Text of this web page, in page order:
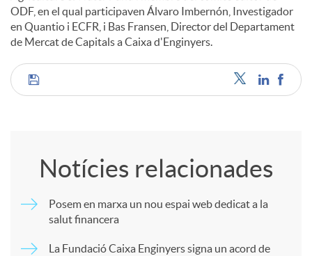
ODF, en el qual participaven Álvaro Imbernón, Investigador
en Quantio i ECFR, i Bas Fransen, Director del Departament
de Mercat de Capitals a Caixa d'Enginyers.
C
Notícies relacionades
Posem en marxa un nou espai web dedicat a la
salut financera
La Fundació Caixa Enginyers signa un acord de